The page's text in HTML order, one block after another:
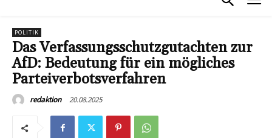
POLITIK
Das Verfassungsschutzgutachten zur
AfD: Bedeutung für ein mögliches
Parteiverbotsverfahren
redaktion 20.08.2025